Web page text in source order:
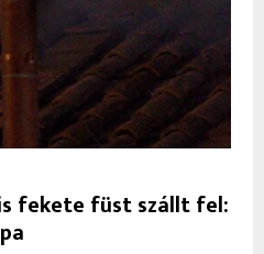
fekete füst szállt fel: